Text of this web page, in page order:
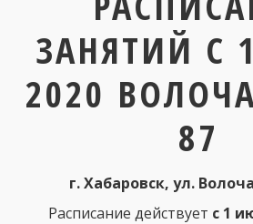
ЗАНЯТИЙ С
2020
87
г. Хабаровск, ул.
Расписание действует с 1